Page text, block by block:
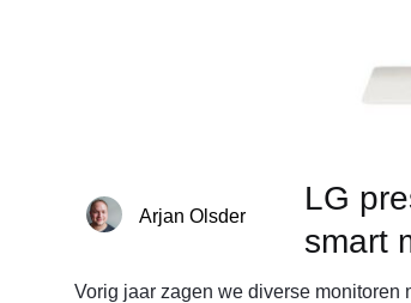
Arjan Olsder
LG
smart
Vorig jaar zagen we diverse